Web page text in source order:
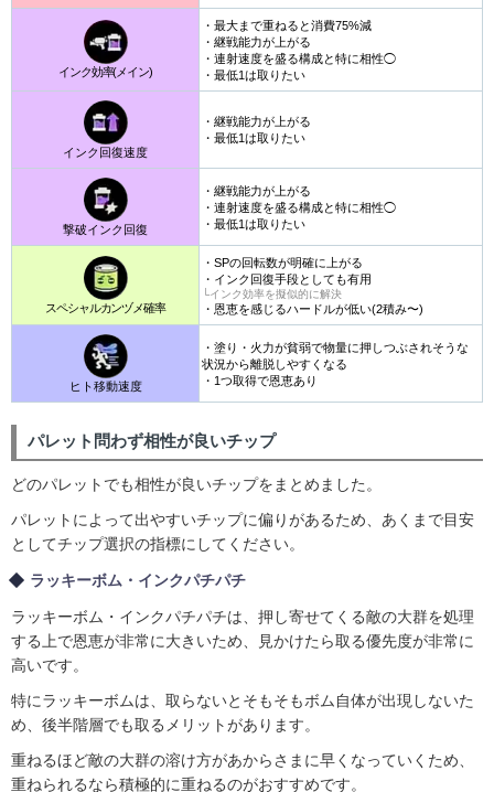
インク効率(メイン)
・最大まで重ねると消費75%減
・継戦能力が上がる
・連射速度を盛る構成と特に相性◯
・最低1は取りたい
インク回復速度
・継戦能力が上がる
・最低1は取りたい
撃破インク回復
・継戦能力が上がる
・連射速度を盛る構成と特に相性◯
・最低1は取りたい
スペシャルカンヅメ確率
・SPの回転数が明確に上がる
・インク回復手段としても有用
└インク効率を擬似的に解決
・恩恵を感じるハードルが低い(2積み〜)
ヒト移動速度
・塗り・火力が貧弱で物量に押しつぶされそうな
状況から離脱しやすくなる
・1つ取得で恩恵あり
パレット問わず相性が良いチップ
どのパレットでも相性が良いチップをまとめました。
パレットによって出やすいチップに偏りがあるため、あくまで目安
としてチップ選択の指標にしてください。
ラッキーボム・インクパチパチ
ラッキーボム・インクパチパチは、押し寄せてくる敵の大群を処理
する上で恩恵が非常に大きいため、見かけたら取る優先度が非常に
高いです。
特にラッキーボムは、取らないとそもそもボム自体が出現しないた
め、後半階層でも取るメリットがあります。
重ねるほど敵の大群の溶け方があからさまに早くなっていくため、
重ねられるなら積極的に重ねるのがおすすめです。